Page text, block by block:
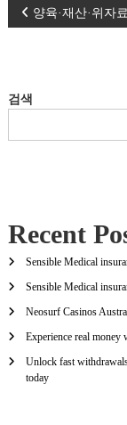
글
색
양육·재산·위자
검색
Recent
Sensible Medical
Sensible Medical
Neosurf Casinos
Experience real
Unlock fast
today